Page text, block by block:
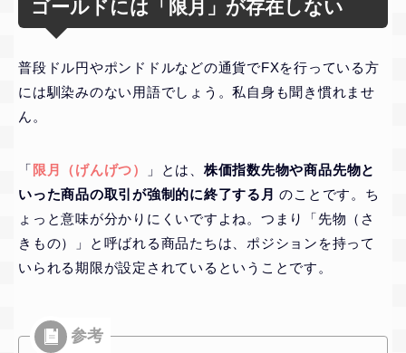
ゴールドには「限月」が存在しない
普段ドル円やポンドドルなどの通貨でFXを行っている方
には馴染みのない用語でしょう。私自身も聞き慣れませ
ん。
「 限月（げんげつ） 」とは、 株価指数先物や商品先物と
いった商品の取引が強制的に終了する月 のことです。ち
ょっと意味が分かりにくいですよね。つまり「先物（さ
きもの）」と呼ばれる商品たちは、ポジションを持って
いられる期限が設定されているということです。